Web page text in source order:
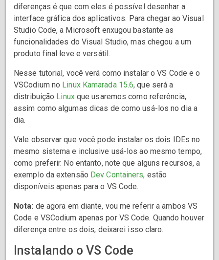
diferenças é que com eles é possível desenhar a
interface gráfica dos aplicativos. Para chegar ao Visual
Studio Code, a Microsoft enxugou bastante as
funcionalidades do Visual Studio, mas chegou a um
produto final leve e versátil.
Nesse tutorial, você verá como instalar o VS Code e o
VSCodium no Linux Kamarada 15.6, que será a
distribuição Linuxque usaremos como referência,
assim como algumas dicas de como usá-los no dia a
dia.
Vale observar que você pode instalar os dois IDEs no
mesmo sistema e inclusive usá-los ao mesmo tempo,
como preferir. No entanto, note que alguns recursos, a
exemplo da extensão Dev Containers, estão
disponíveis apenas para o VS Code.
Nota: de agora em diante, vou me referir a ambos VS
Code e VSCodium apenas por VS Code. Quando houver
diferença entre os dois, deixarei isso claro.
Instalando o VS Code